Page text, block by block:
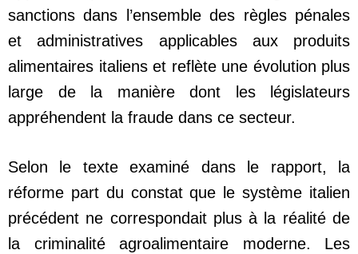
sanctions dans l’ensemble des règles pénales
et administratives applicables aux produits
alimentaires italiens et reflète une évolution plus
large de la manière dont les législateurs
appréhendent la fraude dans ce secteur.
Selon le texte examiné dans le rapport, la
réforme part du constat que le système italien
précédent ne correspondait plus à la réalité de
la criminalité agroalimentaire moderne. Les